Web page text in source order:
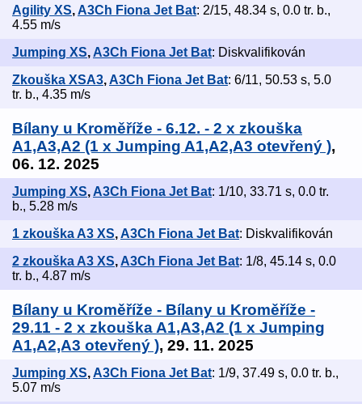
Agility XS,A3Ch Fiona Jet Bat: 2/15, 48.34 s, 0.0 tr. b.,
4.55 m/s
Jumping XS, A3Ch Fiona Jet Bat: Diskvalifikován
Zkouška XSA3,A3Ch Fiona Jet Bat: 6/11, 50.53 s, 5.0
tr. b., 4.35 m/s
Bílany u Kroměříže - 6.12. - 2 x zkouška
A1,A3,A2 (1 x Jumping A1,A2,A3 otevřený ),
06. 12. 2025
Jumping XS, A3Ch Fiona Jet Bat: 1/10, 33.71 s, 0.0 tr.
b., 5.28 m/s
1 zkouška A3 XS,A3Ch Fiona Jet Bat: Diskvalifikován
2 zkouška A3 XS, A3Ch Fiona Jet Bat: 1/8, 45.14 s, 0.0
tr. b., 4.87 m/s
Bílany u Kroměříže - Bílany u Kroměříže -
29.11 - 2 x zkouška A1,A3,A2 (1 x Jumping
A1,A2,A3 otevřený ), 29. 11. 2025
Jumping XS,A3Ch Fiona Jet Bat: 1/9, 37.49 s, 0.0 tr. b.,
5.07 m/s